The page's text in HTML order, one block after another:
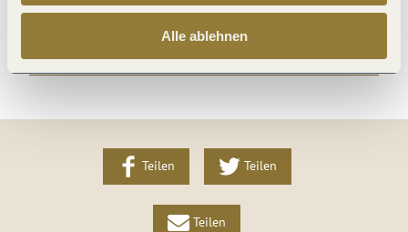
Alle ablehnen
Teilen Teilen
Teilen